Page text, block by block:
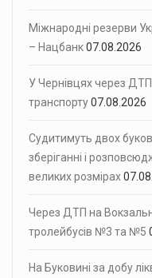
Міжнародні резерви
– Нацбанк07.08.2026
У Чернівцях через
транспорту07.08.2026
Судитимуть двох
зберіганні і
великих розмірах
Через ДТП на
тролейбусів №3 та №5
На Буковині за добу